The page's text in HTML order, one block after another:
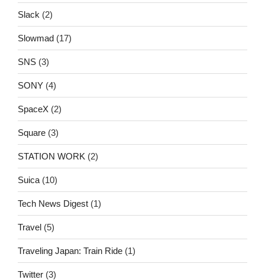
Slack (2)
Slowmad (17)
SNS (3)
SONY (4)
SpaceX (2)
Square (3)
STATION WORK (2)
Suica (10)
Tech News Digest (1)
Travel (5)
Traveling Japan: Train Ride (1)
Twitter (3)